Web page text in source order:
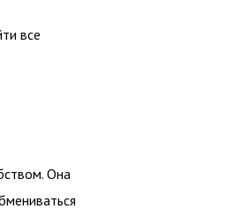
все
Она